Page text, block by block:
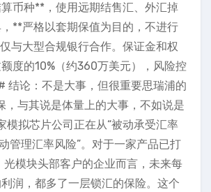
币种**，使用远期结售汇、外汇掉
**严格以套期保值为目的，不进行
与大型合规银行合作。保证金和权
度的10%（约360万美元），风险控
结论：不是大事，但很重要思瑞浦的
，与其说是体量上的大事，不如说是
拟芯片公司正在从“被动承受汇率
管理汇率风险”。对于一家产品已打
光模块头部客户的企业而言，未来每
润，都多了一层锁汇的保险。这个